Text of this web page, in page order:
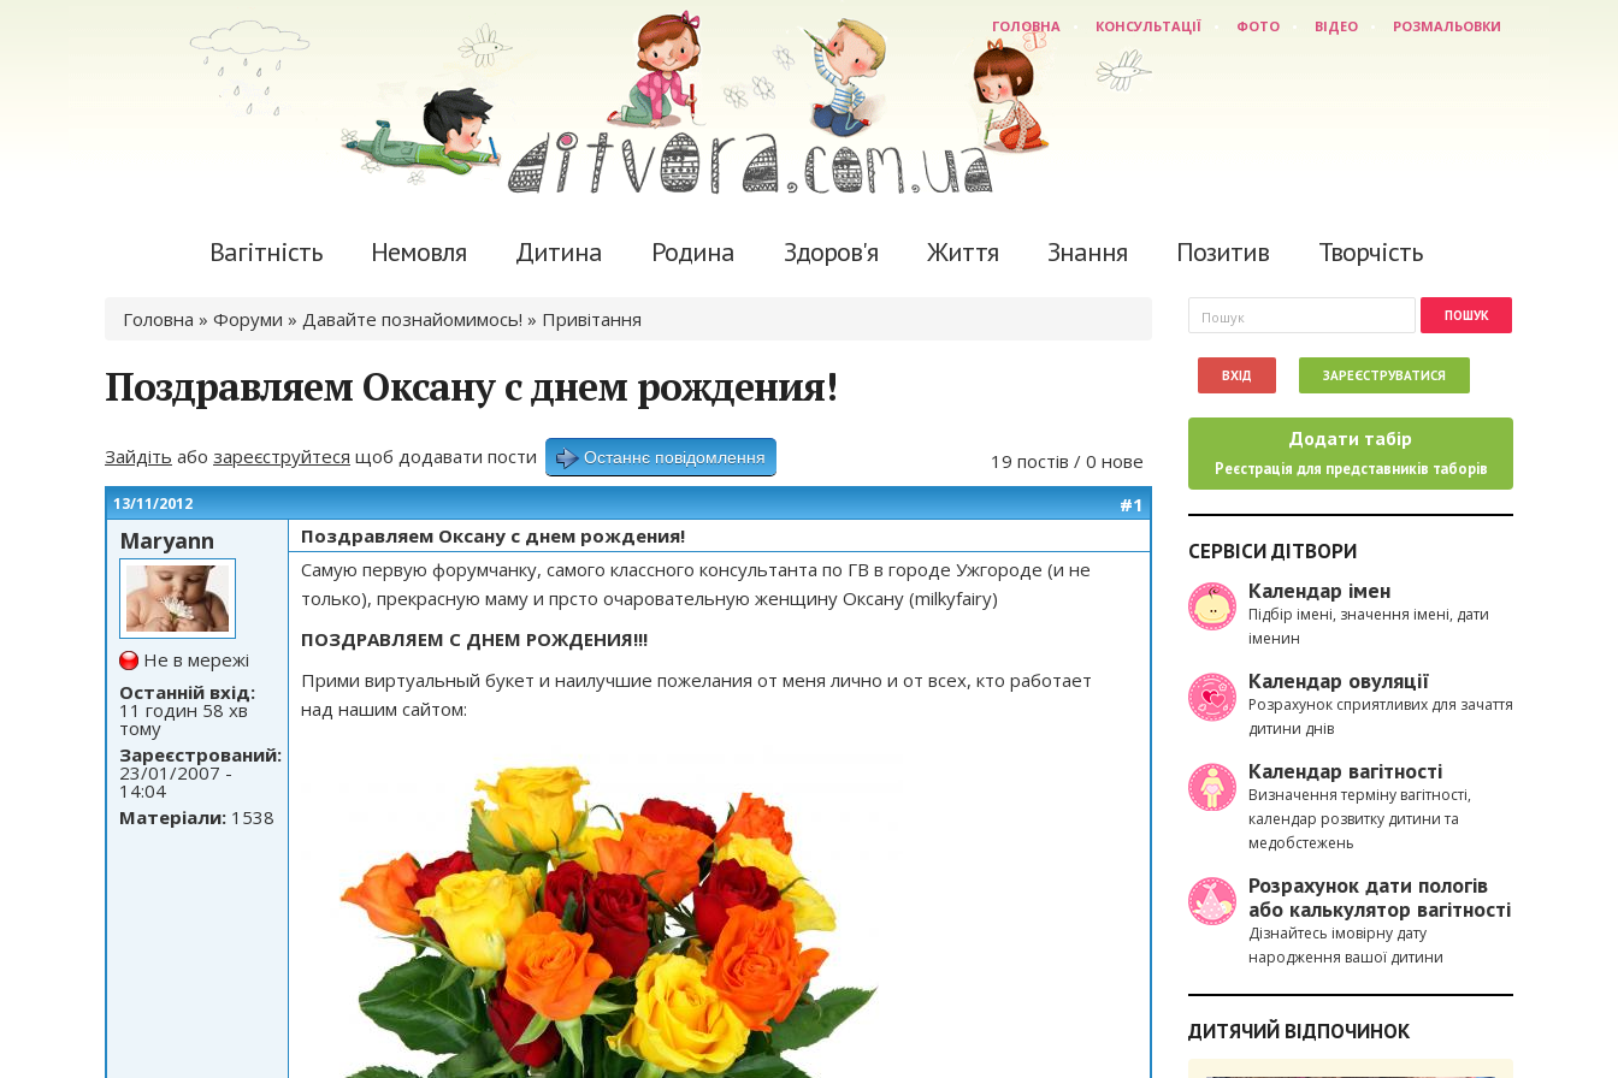
ГОЛОВНА КОНСУЛЬТАЦІЇ ФОТО ВІДЕО РОЗМАЛЬОВКИ
Вагітність Немовля Дитина Родина Здоров'я Життя Знання Позитив Творчість
Ви є тут
Головна » Форуми » Давайте познайомимось! » Привітання
Поздравляем Оксану с днем рождения!
19 постів / 0 нове
Зайдіть або зареєструйтеся щоб додавати пости Останнє повідомлення
13/11/2012 #1
Maryann
Не в мережі
Останній вхід:
11 годин 58 хв
тому
Зареєстрований:
23/01/2007 -
14:04
Матеріали: 1538
Поздравляем Оксану с днем рождения!
Самую первую форумчанку, самого классного консультанта по ГВ в городе Ужгороде (и не
только), прекрасную маму и прсто очаровательную женщину Оксану (milkyfairy)
ПОЗДРАВЛЯЕМ С ДНЕМ РОЖДЕНИЯ!!!
Прими виртуальный букет и наилучшие пожелания от меня лично и от всех, кто работает
над нашим сайтом:
Пошукова форма
Пошук
ВХІД ЗАРЕЄСТРУВАТИСЯ
Додати табір
Реєстрація для представників таборів
СЕРВІСИ ДІТВОРИ
Календар імен
Підбір імені, значення імені, дати
іменин
Календар овуляції
Розрахунок сприятливих для зачаття
дитини днів
Календар вагітності
Визначення терміну вагітності,
календар розвитку дитини та
медобстежень
Розрахунок дати пологів
або калькулятор вагітності
Дізнайтесь імовірну дату
народження вашої дитини
ДИТЯЧИЙ ВІДПОЧИНОК